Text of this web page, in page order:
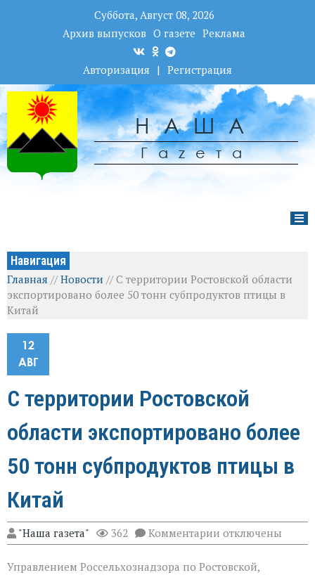
Суббота, Август 08, 2026
Архив выпусков О газете Реклама
Авторизация | Регистрация
НАША
Гаzета
Навигация
Главная //Новости //С территории Ростовской области
экспортировано более 50 тонн субпродуктов птицы в
Китай
12
АВГ
С территории Ростовской
области экспортировано более
50 тонн субпродуктов птицы в
Китай
"Наша газета" 362 Комментарии к
записи
территории
отключены
Управлением Россельхознадзора по Ростовской,